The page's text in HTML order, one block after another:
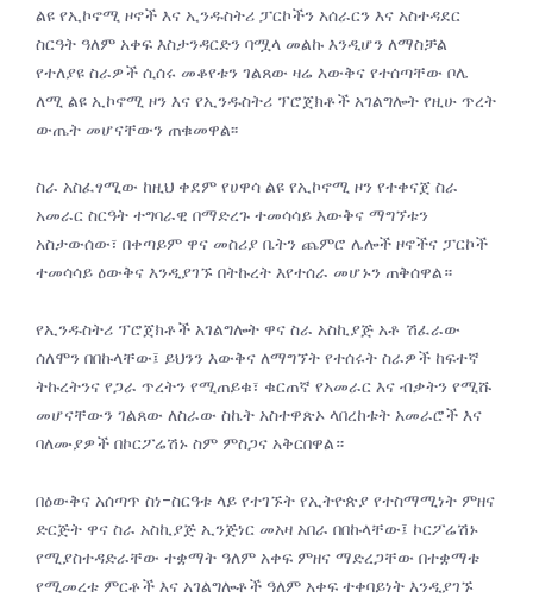
ልዩ የኢኮኖሚ ዞኖች እና ኢንዱስትሪ ፓርኮችን አሰራርን እና አስተዳደር
ስርዓት ዓለም አቀፍ እስታንዳርድን ባሟላ መልኩ እንዲሆን ለማስቻል
የተለያዩ ስራዎች ሲሰሩ መቆየቱን ገልጸው ዛሬ እውቅና የተሰጣቸው ቦሌ
ለሚ ልዩ ኢኮኖሚ ዞን እና የኢንዱስትሪ ፕሮጀክቶች አገልግሎት የዚሁ ጥረት
ውጤት መሆናቸውን ጠቁመዋል፡፡
ስራ አስፈፃሚው ከዚህ ቀደም የሀዋሳ ልዩ የኢኮኖሚ ዞን የተቀናጀ ስራ
አመራር ስርዓት ተግባራዊ በማድረጉ ተመሳሳይ እውቅና ማግኘቱን
አስታውሰው፣ በቀጣይም ዋና መስሪያ ቤትን ጨምሮ ሌሎች ዞኖችና ፓርኮች
ተመሳሳይ ዕውቅና እንዲያገኙ በትኩረት እየተሰራ መሆኑን ጠቅሰዋል።
የኢንዱስትሪ ፕሮጀክቶች አገልግሎት ዋና ስራ አስኪያጅ አቶ ሽፈራው
ሰለሞን በበኩላቸው፤ ይህንን እውቅና ለማግኘት የተሰሩት ስራዎች ከፍተኛ
ትኩረትንና የጋራ ጥረትን የሚጠይቁ፣ ቁርጠኛ የአመራር እና ብቃትን የሚሹ
መሆናቸውን ገልጸው ለስራው ስኬት አስተዋጽኦ ላበረከቱት አመራሮች እና
ባለሙያዎች በኮርፖሬሽኑ ስም ምስጋና አቅርበዋል።
በዕውቅና አሰጣጥ ስነ-ስርዓቱ ላይ የተገኙት የኢትዮጵያ የተስማሚነት ምዘና
ድርጅት ዋና ስራ አስኪያጅ ኢንጅነር መአዛ አበራ በበኩላቸው፤ ኮርፖሬሽኑ
የሚያስተዳድራቸው ተቋማት ዓለም አቀፍ ምዘና ማድረጋቸው በተቋማቱ
የሚመረቱ ምርቶች እና አገልግሎቶች ዓለም አቀፍ ተቀባይነት እንዲያገኙ